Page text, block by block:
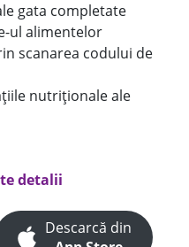
gata completate
ul alimentelor
scanarea codului de
nutriționale ale
detalii
Descarcă din